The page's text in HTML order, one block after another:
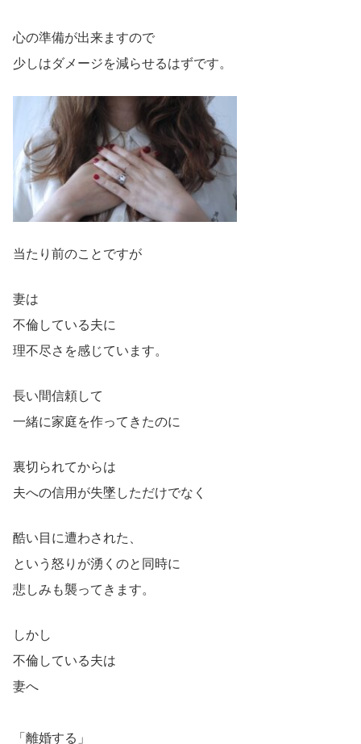
心の準備が出来ますので
少しはダメージを減らせるはずです。
当たり前のことですが
妻は
不倫している夫に
理不尽さを感じています。
長い間信頼して
一緒に家庭を作ってきたのに
裏切られてからは
夫への信用が失墜しただけでなく
酷い目に遭わされた、
という怒りが湧くのと同時に
悲しみも襲ってきます。
しかし
不倫している夫は
妻へ
「離婚する」